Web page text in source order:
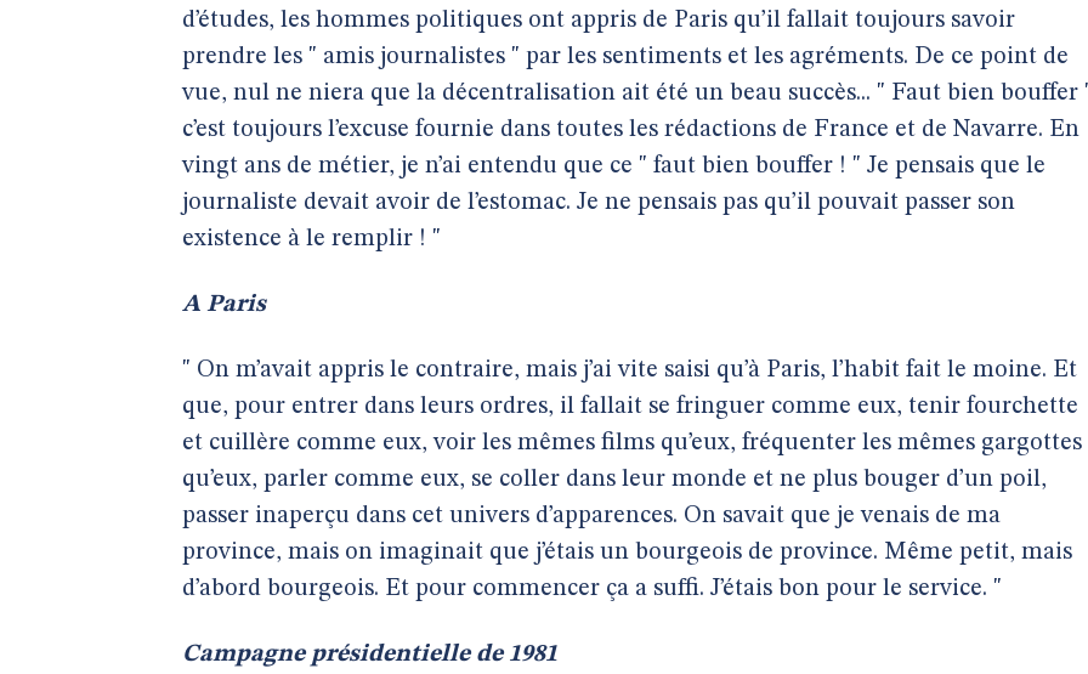
d’études, les hommes politiques ont appris de Paris qu’il fallait toujours savoir
prendre les " amis journalistes " par les sentiments et les agréments. De ce point de
vue, nul ne niera que la décentralisation ait été un beau succès... " Faut bien bouffer
c’est toujours l’excuse fournie dans toutes les rédactions de France et de Navarre. En
vingt ans de métier, je n’ai entendu que ce " faut bien bouffer ! " Je pensais que le
journaliste devait avoir de l’estomac. Je ne pensais pas qu’il pouvait passer son
existence à le remplir ! "
A Paris
" On m’avait appris le contraire, mais j’ai vite saisi qu’à Paris, l’habit fait le moine. Et
que, pour entrer dans leurs ordres, il fallait se fringuer comme eux, tenir fourchette
et cuillère comme eux, voir les mêmes films qu’eux, fréquenter les mêmes gargottes
qu’eux, parler comme eux, se coller dans leur monde et ne plus bouger d’un poil,
passer inaperçu dans cet univers d’apparences. On savait que je venais de ma
province, mais on imaginait que j’étais un bourgeois de province. Même petit, mais
d’abord bourgeois. Et pour commencer ça a suffi. J’étais bon pour le service. "
Campagne présidentielle de 1981